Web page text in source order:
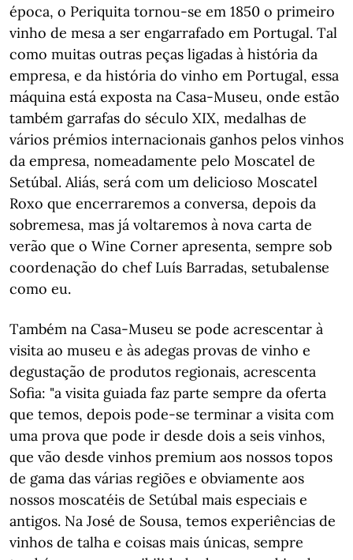
época, o Periquita tornou-se em 1850 o primeiro
vinho de mesa a ser engarrafado em Portugal. Tal
como muitas outras peças ligadas à história da
empresa, e da história do vinho em Portugal, essa
máquina está exposta na Casa-Museu, onde estão
também garrafas do século XIX, medalhas de
vários prémios internacionais ganhos pelos vinhos
da empresa, nomeadamente pelo Moscatel de
Setúbal. Aliás, será com um delicioso Moscatel
Roxo que encerraremos a conversa, depois da
sobremesa, mas já voltaremos à nova carta de
verão que o Wine Corner apresenta, sempre sob
coordenação do chef Luís Barradas, setubalense
como eu.
Também na Casa-Museu se pode acrescentar à
visita ao museu e às adegas provas de vinho e
degustação de produtos regionais, acrescenta
Sofia: "a visita guiada faz parte sempre da oferta
que temos, depois pode-se terminar a visita com
uma prova que pode ir desde dois a seis vinhos,
que vão desde vinhos premium aos nossos topos
de gama das várias regiões e obviamente aos
nossos moscatéis de Setúbal mais especiais e
antigos. Na José de Sousa, temos experiências de
vinhos de talha e coisas mais únicas, sempre